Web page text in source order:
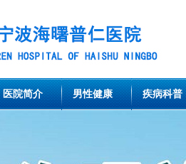
医院简介 男性健康 疾病科普